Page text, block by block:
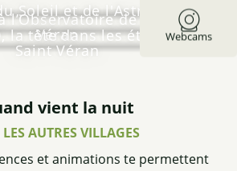
Webcams
Soleil et de l'Astronomie
l’Observatoire de Saint-
Véran
la tête dans les étoiles à
Saint Véran
vient la nuit
AUTRES VILLAGES
et animations te permettent